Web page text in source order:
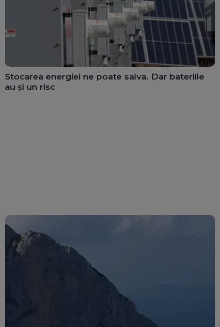
Stocarea energiei ne poate salva. Dar bateriile
au și un risc